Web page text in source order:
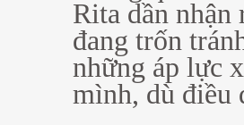
Rita dần nhận
đang trốn
những áp lực
mình, dù điều